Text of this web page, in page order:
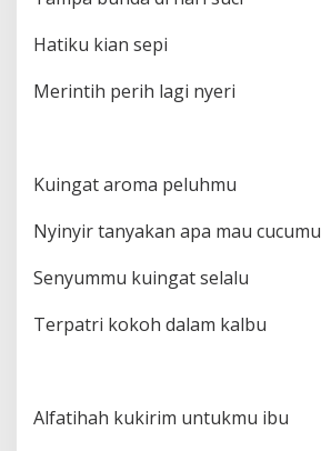
Hatiku kian sepi
Merintih perih lagi nyeri
Kuingat aroma peluhmu
Nyinyir tanyakan apa mau cucumu
Senyummu kuingat selalu
Terpatri kokoh dalam kalbu
Alfatihah kukirim untukmu ibu